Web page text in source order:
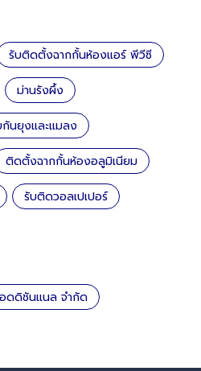
รับติดตั้งฉากกั้นห้องแอร์ พีวีซี
ม่านรังผึ้ง
นยุงและแมลง
ติดตั้งฉากกั้นห้องอลูมิเนียม
รับติดวอลเปเปอร์
ดดิชันแนล จำกัด